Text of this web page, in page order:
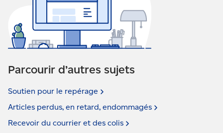
Parcourir d’autres sujets
Soutien pour le repérage
Articles perdus, en retard, endommagés
Recevoir du courrier et des colis